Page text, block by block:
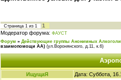
Страница 1 из 1
1
Модератор форума: ФАУСТ
Форум » Действующие группы Анонимных
взаимопомощи АА) (ул.Воронянского, д.11, к.6)
ИщущаЯ Дата: Суббота,